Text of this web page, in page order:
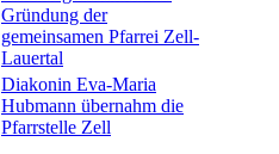
Gründung der
gemeinsamen Pfarrei Zell-
Lauertal
Diakonin Eva-Maria
Hubmann übernahm die
Pfarrstelle Zell